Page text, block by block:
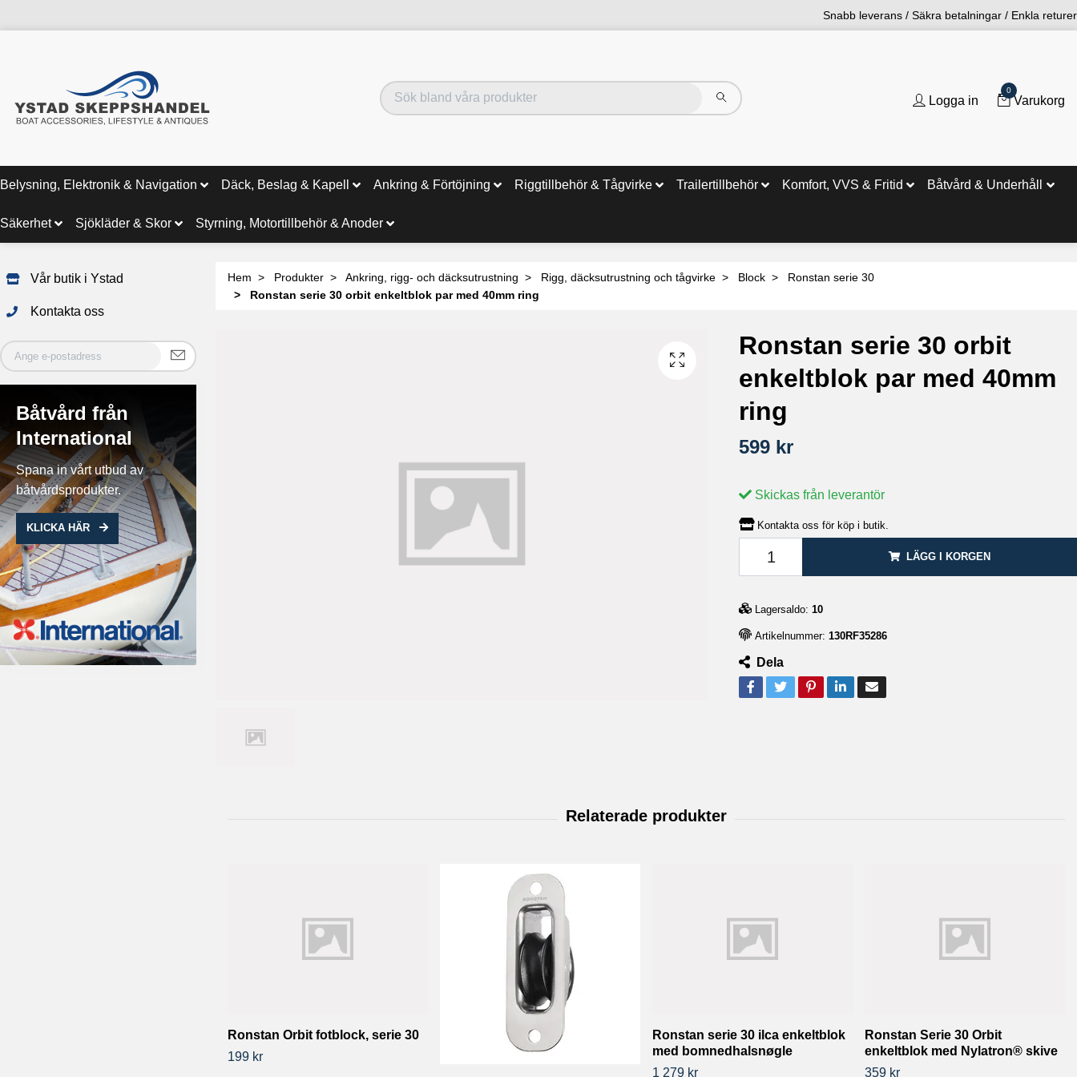
Snabb leverans / Säkra betalningar / Enkla returer
Logga in
0
Varukorg
Belysning, Elektronik & Navigation Däck, Beslag & Kapell Ankring & Förtöjning Riggtillbehör & Tågvirke Trailertillbehör Komfort, VVS & Fritid Båtvård & Underhåll
Säkerhet Sjökläder & Skor Styrning, Motortillbehör & Anoder
Vår butik i Ystad
Kontakta oss
Båtvård från
International
Spana in vårt utbud av
båtvårdsprodukter.
KLICKA HÄR
Hem Produkter Ankring, rigg- och däcksutrustning Rigg, däcksutrustning och tågvirke Block
Ronstan serie 30
Ronstan serie 30 orbit enkeltblok par med 40mm ring
Ronstan serie 30 orbit
enkeltblok par med 40mm
ring
599 kr
Skickas från leverantör
Kontakta oss för köp i butik.
LÄGG I KORGEN
Lagersaldo: 10
Artikelnummer: 130RF35286
Dela
Ronstan Orbit fotblock, serie 30
199 kr
Ronstan serie 30 ilca enkeltblok
med bomnedhalsnøgle
1 279 kr
Ronstan Serie 30 Orbit
enkeltblok med Nylatron® skive
359 kr